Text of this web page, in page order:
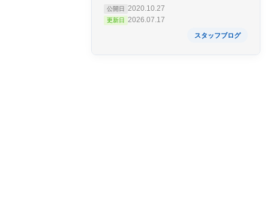
公開日 2020.10.27
更新日 2026.07.17
スタッフブログ